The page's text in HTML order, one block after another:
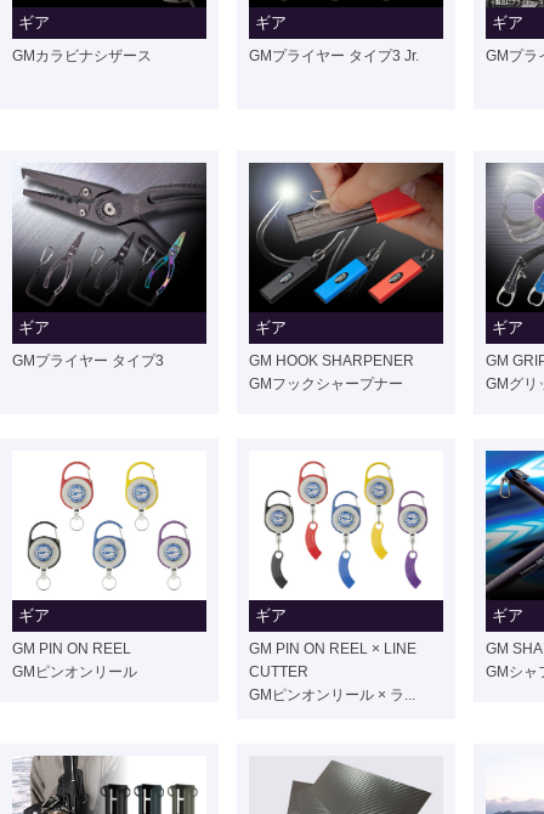
ギア
GMカラビナシザース
ギア
GMプライヤー タイプ3 Jr.
ギア
GMプラ
ギア
GMプライヤー タイプ3
ギア
GM HOOK SHARPENER
GMフックシャープナー
ギア
GM
GMグリ
ギア
GM PIN ON REEL
GMピンオンリール
ギア
GM PIN ON REEL × LINE
CUTTER
GMピンオンリール × ラ...
ギア
GM
GMシャ